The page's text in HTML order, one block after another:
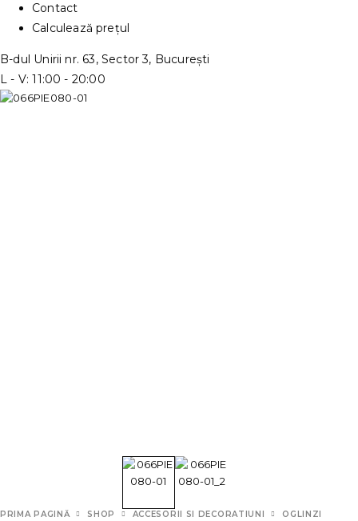
Contact
Calculează prețul
B-dul Unirii nr. 63, Sector 3, București
L - V: 11:00 - 20:00
PRIMA PAGINĂ SHOP ACCESORII SI DECORATIUNI OGLINZI